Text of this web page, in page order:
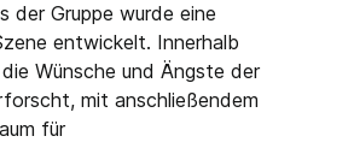
der Gruppe wurde eine
entwickelt. Innerhalb
Wünsche und Ängste der
mit anschließendem
für